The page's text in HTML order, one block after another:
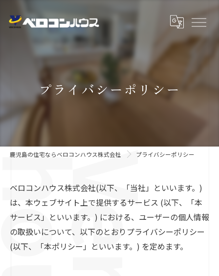
プライバシーポリシー
鹿児島の住宅ならベロコンハウス株式会社 プライバシーポリシー
ベロコンハウス株式会社(以下、「当社」といいます。)
は、本ウェブサイト上で提供するサービス (以下、「本
サービス」といいます。) における、ユーザーの個人情報
の取扱いについて、以下のとおりプライバシーポリシー
(以下、「本ポリシー」といいます。) を定めます。